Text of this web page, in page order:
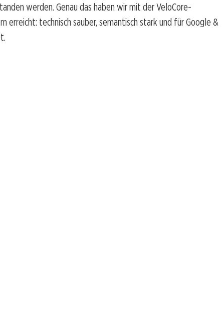
werden. Genau das haben wir mit der VeloCore-
erreicht: technisch sauber, semantisch stark und für Google &